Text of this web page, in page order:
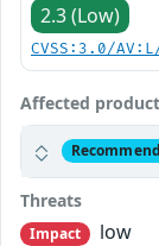
2.3 (Low)
CVSS:3.0/
Affected
Threats
Impact
low